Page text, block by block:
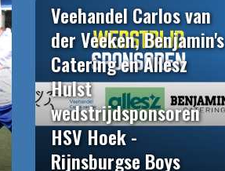
Veehandel Carlos van
der Veeken, Benjamin's
Catering en Allesz
Hulst
wedstrijdsponsoren
HSV Hoek -
Rijnsburgse Boys